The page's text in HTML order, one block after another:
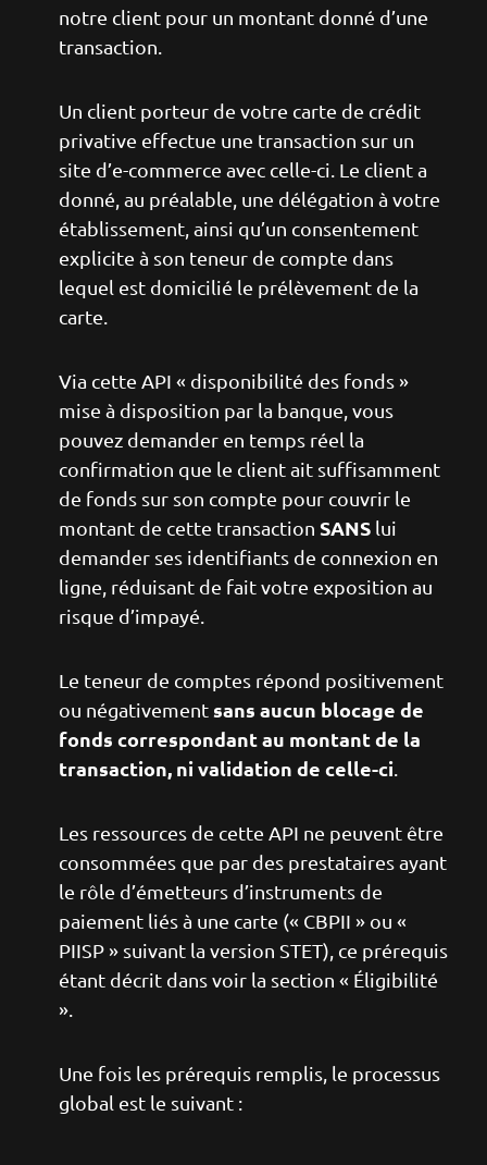
notre client pour un montant donné d’une
transaction.
Un client porteur de votre carte de crédit
privative effectue une transaction sur un
site d’e-commerce avec celle-ci. Le client a
donné, au préalable, une délégation à votre
établissement, ainsi qu’un consentement
explicite à son teneur de compte dans
lequel est domicilié le prélèvement de la
carte.
Via cette API « disponibilité des fonds »
mise à disposition par la banque, vous
pouvez demander en temps réel la
confirmation que le client ait suffisamment
de fonds sur son compte pour couvrir le
montant de cette transaction SANS lui
demander ses identifiants de connexion en
ligne, réduisant de fait votre exposition au
risque d’impayé.
Le teneur de comptes répond positivement
ou négativement sans aucun blocage de
fonds correspondant au montant de la
transaction, ni validation de celle-ci
Les ressources de cette API ne peuvent être
consommées que par des prestataires ayant
le rôle d’émetteurs d’instruments de
paiement liés à une carte (« CBPII » ou «
PIISP » suivant la version STET), ce prérequis
étant décrit dans voir la section « Éligibilité
».
Une fois les prérequis remplis, le processus
global est le suivant :